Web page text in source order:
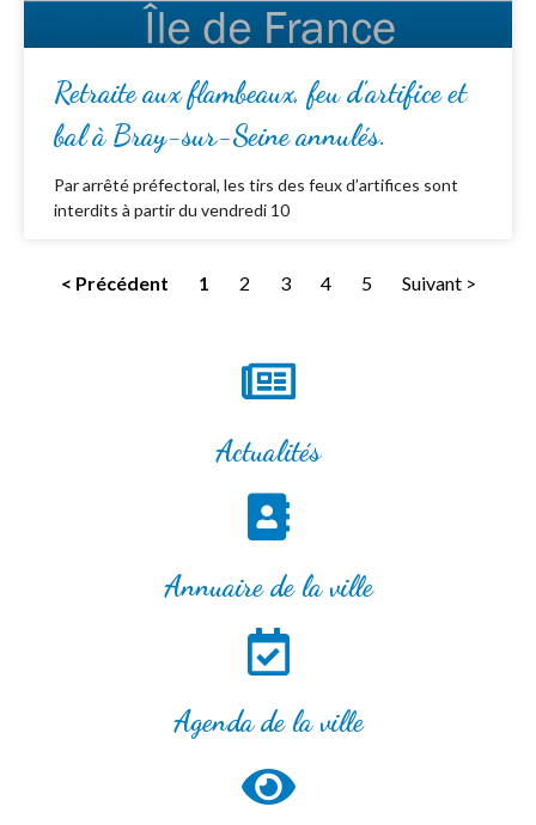
Retraite aux flambeaux, feu d’artifice et
bal à Bray-sur-Seine annulés.
Par arrêté préfectoral, les tirs des feux d’artifices sont
interdits à partir du vendredi 10
< Précédent 1 2 3 4 5 Suivant >
Actualités
Annuaire de la ville
Agenda de la ville